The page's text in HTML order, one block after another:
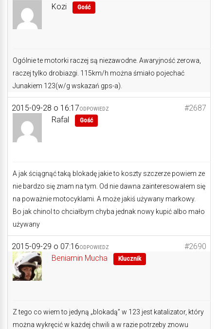
Kozi Gość
Ogólnie te motorki raczej są niezawodne. Awaryjność zerowa,
raczej tylko drobiazgi. 115km/h można śmiało pojechać
Junakiem 123(w/g wskazań gps-a).
2015-09-28 o 16:17 #2687
ODPOWIEDZ
Rafal Gość
A jak ściągnąć taką blokadę jakie to koszty szczerze powiem ze
nie bardzo się znam na tym. Od nie dawna zainteresowałem się
na poważnie motocyklami. A może jakiś używany markowy.
Bo jak chinol to chciałbym chyba jednak nowy kupić albo mało
używany
2015-09-29 o 07:16 #2690
ODPOWIEDZ
Beniamin Mucha Klucznik
Z tego co wiem to jedyną „blokadą” w 123 jest katalizator, który
można wykręcić w każdej chwili a w razie potrzeby znowu